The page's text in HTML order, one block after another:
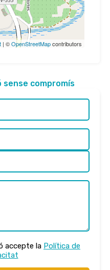
| ©OpenStreetMapcontributors
sense compromís
accepte la Política de